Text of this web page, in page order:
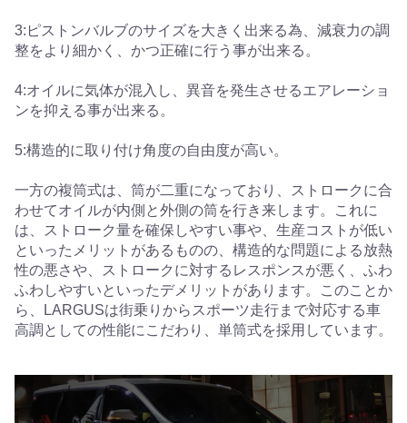
3:ピストンバルブのサイズを大きく出来る為、減衰力の調
整をより細かく、かつ正確に行う事が出来る。
4:オイルに気体が混入し、異音を発生させるエアレーショ
ンを抑える事が出来る。
5:構造的に取り付け角度の自由度が高い。
一方の複筒式は、筒が二重になっており、ストロークに合
わせてオイルが内側と外側の筒を行き来します。これに
は、ストローク量を確保しやすい事や、生産コストが低い
といったメリットがあるものの、構造的な問題による放熱
性の悪さや、ストロークに対するレスポンスが悪く、ふわ
ふわしやすいといったデメリットがあります。このことか
ら、LARGUSは街乗りからスポーツ走行まで対応する車
高調としての性能にこだわり、単筒式を採用しています。